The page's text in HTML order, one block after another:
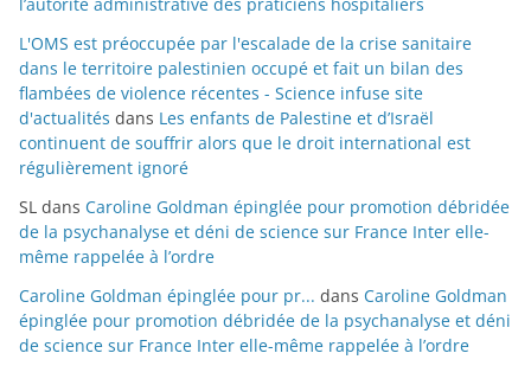
L'OMS est préoccupée par l'escalade de la crise sanitaire
dans le territoire palestinien occupé et fait un bilan des
flambées de violence récentes - Science infuse site
d'actualités dans Les enfants de Palestine et d’Israël
continuent de souffrir alors que le droit international est
régulièrement ignoré
SL dans Caroline Goldman épinglée pour promotion débridée
de la psychanalyse et déni de science sur France Inter elle-
même rappelée à l’ordre
Caroline Goldman épinglée pour pr... dans Caroline Goldman
épinglée pour promotion débridée de la psychanalyse et déni
de science sur France Inter elle-même rappelée à l’ordre